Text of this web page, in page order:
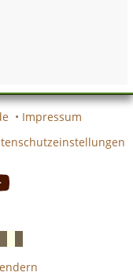
• Impressum